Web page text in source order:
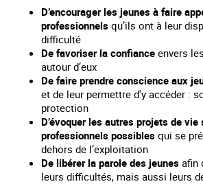
D’encourager les jeunes à faire
professionnels qu’ils ont à leur
difficulté
De favoriser la confiance envers
autour d’eux
De faire prendre conscience aux
et de leur permettre d'y accéder :
protection
D’évoquer les autres projets de vie
professionnels possibles qui se
dehors de l’exploitation
De libérer la parole des jeunes afin
leurs difficultés, mais aussi leurs